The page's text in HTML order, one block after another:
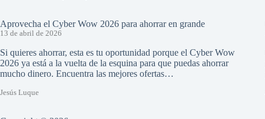
Aprovecha el Cyber Wow 2026 para ahorrar en grande
13 de abril de 2026
Si quieres ahorrar, esta es tu oportunidad porque el Cyber Wow
2026 ya está a la vuelta de la esquina para que puedas ahorrar
mucho dinero. Encuentra las mejores ofertas…
Jesús Luque